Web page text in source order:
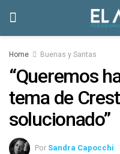
Home Buenas y Santas
“Queremos
tema de
solucionado”
Por Sandra Capocchi